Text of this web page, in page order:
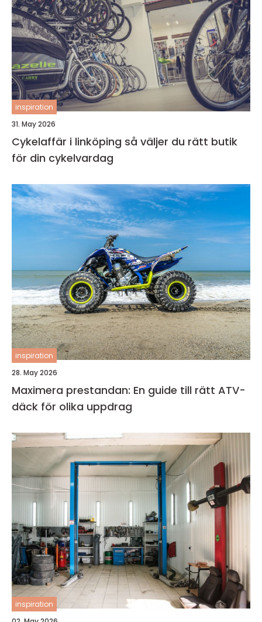
inspiration
31. May 2026
Cykelaffär i linköping så väljer du rätt butik
för din cykelvardag
inspiration
28. May 2026
Maximera prestandan: En guide till rätt ATV-
däck för olika uppdrag
inspiration